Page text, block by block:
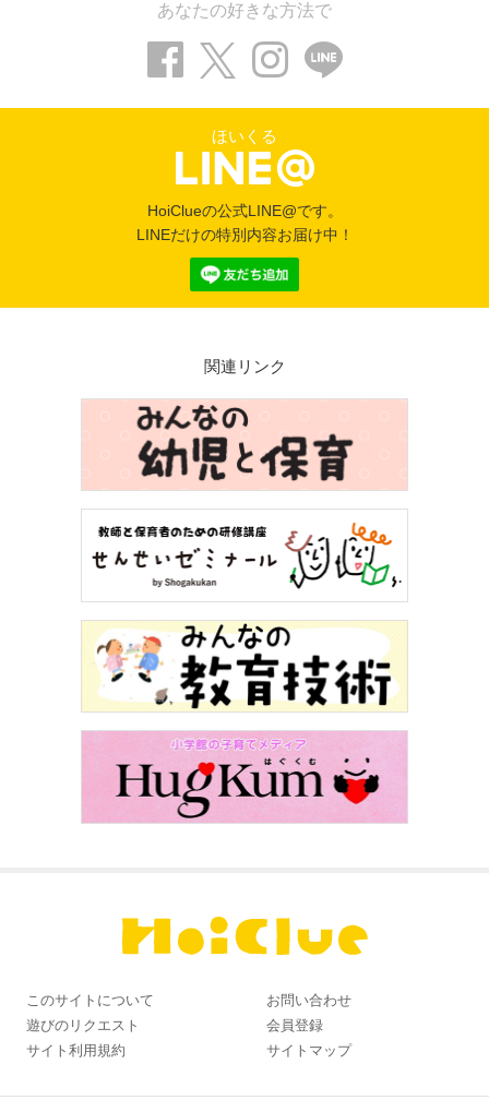
あなたの好きな方法で
ほいくる
HoiClueの公式LINE@です。
LINEだけの特別内容お届け中！
関連リンク
このサイトについて
お問い合わせ
遊びのリクエスト
会員登録
サイト利用規約
サイトマップ